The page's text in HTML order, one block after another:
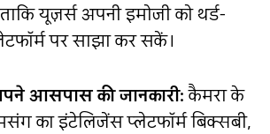
यूज़र्स अपनी इमोजी को थर्ड-
पर साझा कर सकें।
आसपास की जानकारी: कैमरा के
का इंटेलिजेंस प्‍लेटफॉर्म बिक्सबी,